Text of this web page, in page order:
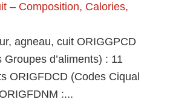
– Composition, Calories,
agneau, cuit ORIGGPCD
d’aliments) : 11
ORIGFDCD (Codes Ciqual
:...